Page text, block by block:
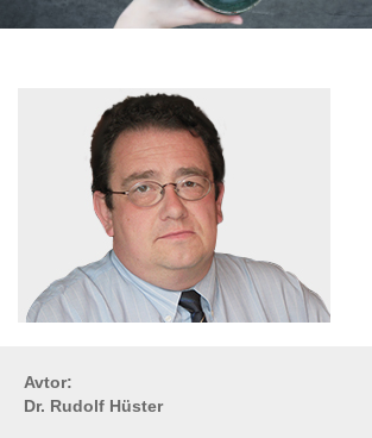
Avtor:
Dr. Rudolf Hüster